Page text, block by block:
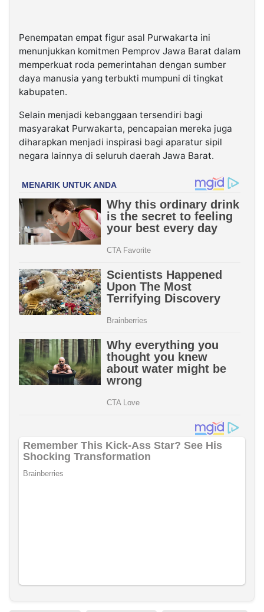
Penempatan empat figur asal Purwakarta ini
menunjukkan komitmen Pemprov Jawa Barat dalam
memperkuat roda pemerintahan dengan sumber
daya manusia yang terbukti mumpuni di tingkat
kabupaten.
Selain menjadi kebanggaan tersendiri bagi
masyarakat Purwakarta, pencapaian mereka juga
diharapkan menjadi inspirasi bagi aparatur sipil
negara lainnya di seluruh daerah Jawa Barat.